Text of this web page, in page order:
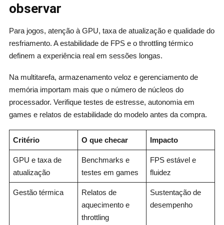
observar
Para jogos, atenção à GPU, taxa de atualização e qualidade do
resfriamento. A estabilidade de FPS e o throttling térmico
definem a experiência real em sessões longas.
Na multitarefa, armazenamento veloz e gerenciamento de
memória importam mais que o número de núcleos do
processador. Verifique testes de estresse, autonomia em
games e relatos de estabilidade do modelo antes da compra.
Critério O que checar Impacto
GPU e taxa de
atualização
Benchmarks e
testes em games
FPS estável e
fluidez
Gestão térmica
Relatos de
aquecimento e
throttling
Sustentação de
desempenho